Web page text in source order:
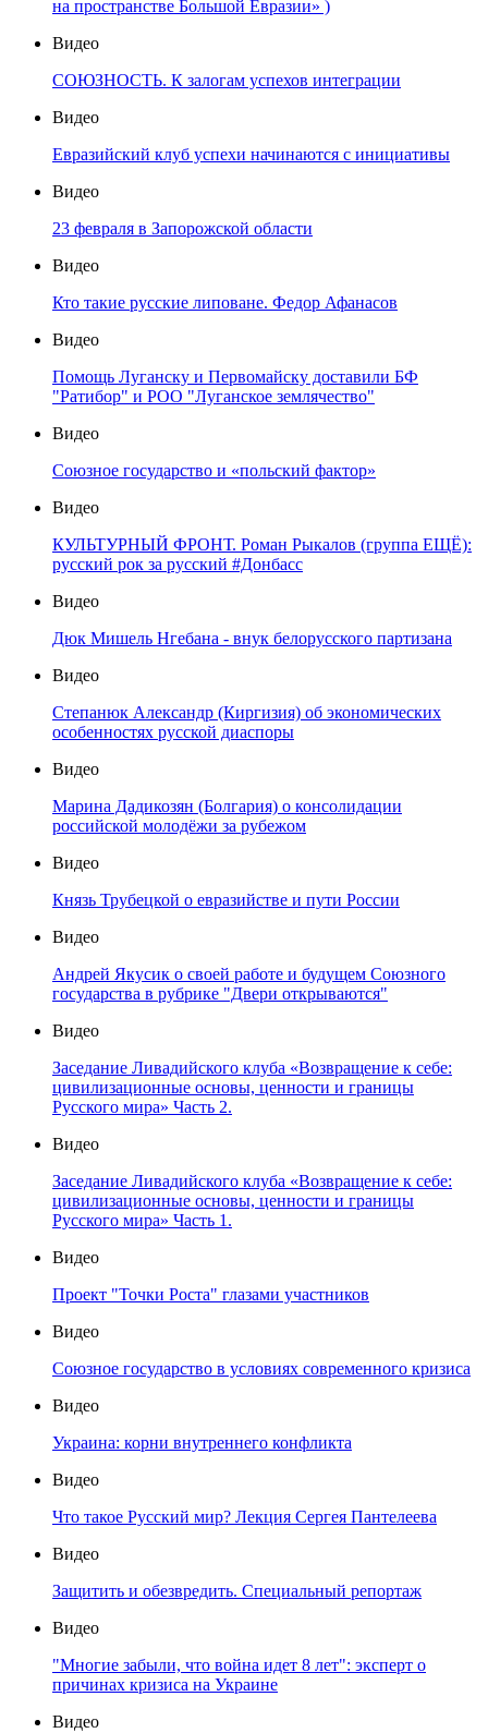
на пространстве Большой Евразии» )
Видео
СОЮЗНОСТЬ. К залогам успехов интеграции
Видео
Евразийский клуб успехи начинаются с инициативы
Видео
23 февраля в Запорожской области
Видео
Кто такие русские липоване. Федор Афанасов
Видео
Помощь Луганску и Первомайску доставили БФ
"Ратибор" и РОО "Луганское землячество"
Видео
Союзное государство и «польский фактор»
Видео
КУЛЬТУРНЫЙ ФРОНТ. Роман Рыкалов (группа ЕЩЁ):
русский рок за русский #Донбасс
Видео
Дюк Мишель Нгебана - внук белорусского партизана
Видео
Степанюк Александр (Киргизия) об экономических
особенностях русской диаспоры
Видео
Марина Дадикозян (Болгария) о консолидации
российской молодёжи за рубежом
Видео
Князь Трубецкой о евразийстве и пути России
Видео
Андрей Якусик о своей работе и будущем Союзного
государства в рубрике "Двери открываются"
Видео
Заседание Ливадийского клуба «Возвращение к себе:
цивилизационные основы, ценности и границы
Русского мира» Часть 2.
Видео
Заседание Ливадийского клуба «Возвращение к себе:
цивилизационные основы, ценности и границы
Русского мира» Часть 1.
Видео
Проект "Точки Роста" глазами участников
Видео
Союзное государство в условиях современного кризиса
Видео
Украина: корни внутреннего конфликта
Видео
Что такое Русский мир? Лекция Сергея Пантелеева
Видео
Защитить и обезвредить. Специальный репортаж
Видео
"Многие забыли, что война идет 8 лет": эксперт о
причинах кризиса на Украине
Видео